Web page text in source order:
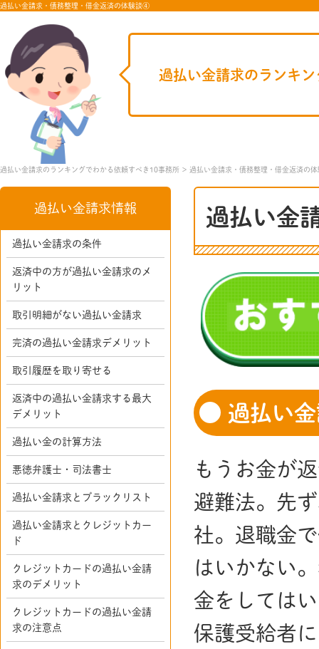
過払い金請求・債務整理・借金返済の体験談④
過払い金請求のランキ
過払い金請求のランキングでわかる依頼すべき10事務所 過払い金請求・債務整理・借金返済の
過払い金
過払い
もうお金が
避難法。先
社。退職金
はいかない
金をしては
保護受給者
過払い金請求情報
過払い金請求の条件
返済中の方が過払い金請求のメ
リット
取引明細がない過払い金請求
完済の過払い金請求デメリット
取引履歴を取り寄せる
返済中の過払い金請求する最大
デメリット
過払い金の計算方法
悪徳弁護士・司法書士
過払い金請求とブラックリスト
過払い金請求とクレジットカー
ド
クレジットカードの過払い金請
求のデメリット
クレジットカードの過払い金請
求の注意点